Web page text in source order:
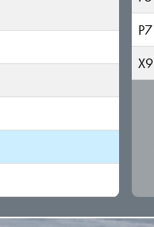
P7
X9